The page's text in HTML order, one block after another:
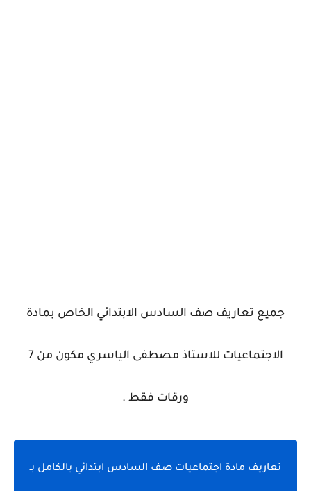
جميع تعاريف صف السادس الابتدائي الخاص بمادة
الاجتماعيات للاستاذ مصطفى الياسري مكون من 7
ورقات فقط .
تعاريف مادة اجتماعيات صف السادس ابتدائي بالكامل بـ